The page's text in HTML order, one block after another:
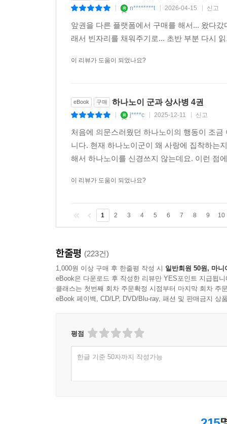
n********t 2026-04-15 신고
앞권을 다른 플랫폼에서 구매를 해서... 왔다
래서 빈자리를 채워주기로... 초반 부분 다시
이 리뷰가 도움이 되었나요?
eBook 구매 하나노이 군과 상사병 4권
j****c 2025-12-11 신고
처음에 의문스러웠던 하나노이의 행동이 조
니다. 현재 하나노이군이 왜 사랑에 집착하는
해서 하나노이를 신경쓰지 않는데요. 이런 점
이 리뷰가 도움이 되었나요?
1 2 3 4 5 6 7 8 9 10
한줄평 (223건)
1,000원 이상 구매 후 한줄평 작성 시 일반회원 50원, 마니
eBook은 다운로드 후 작성한 리뷰만 YES포인트 지급됩니
클래스는 첫번째 회차 주문확정 시점부터 마지막 회차 주
eBook 페이백, CD/LP, DVD/Blu-ray, 패션 및 판매금지 상
평점
한글 기준 50자까지 작성가능